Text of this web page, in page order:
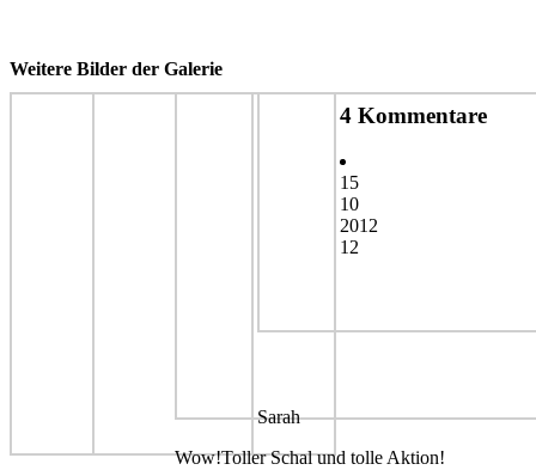
Weitere Bilder der Galerie
4 Kommentare
15
10
2012
12
Sarah
Wow!Toller Schal und tolle Aktion!